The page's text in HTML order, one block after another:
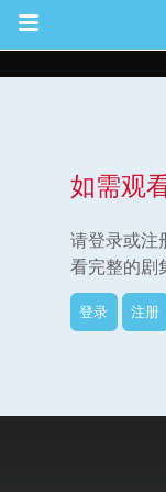
如需观
请登录或注
看完整的剧
登录 注册